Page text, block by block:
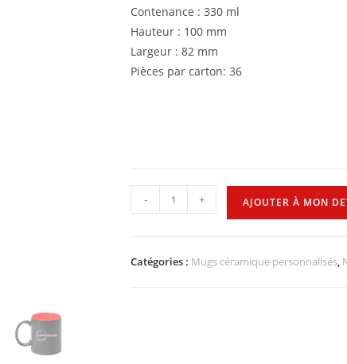
Contenance : 330 ml
Hauteur : 100 mm
Largeur : 82 mm
Pièces par carton: 36
- + AJOUTER À MON
Catégories : Mugs céramique personnalisés,